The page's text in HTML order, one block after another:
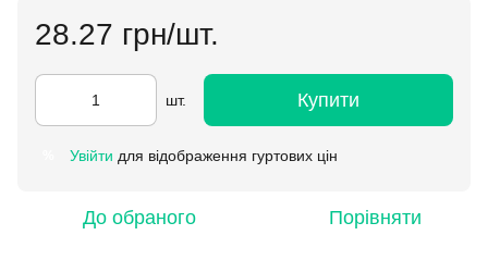
28.27 грн/шт.
шт. Купити
Увійти для відображення гуртових цін
До обраного Порівняти